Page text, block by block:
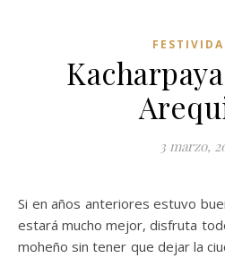
3 marzo,
Si en años anteriores estuvo
estará mucho mejor, disfruta
moheño sin tener que dejar la